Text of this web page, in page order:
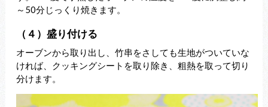
～50分じっくり焼きます。
（４）盛り付ける
オーブンから取り出し、竹串をさしても生地がついていな
ければ、クッキングシートを取り除き、粗熱を取って切り
分けます。